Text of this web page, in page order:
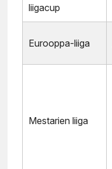
liigacup
Eurooppa-liiga
Mestarien liiga